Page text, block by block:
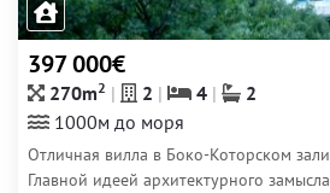
397 000€
270m2 2 4
2
1000м до моря
Отличная вилла в Боко-Которском
Главной идеей архитектурного